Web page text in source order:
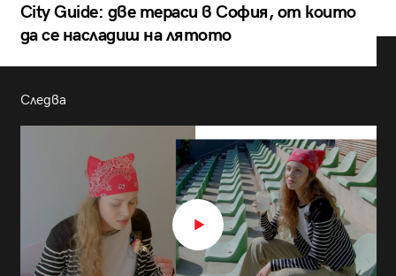
City Guide: две тераси в София, от които
да се насладиш на лятото
Следва